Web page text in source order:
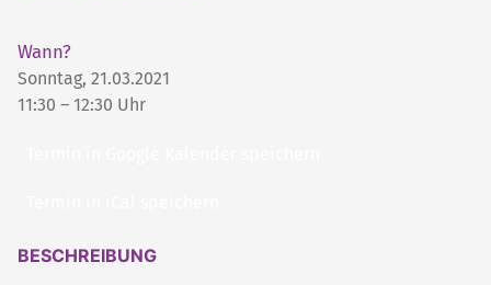
Wann?
Sonntag, 21.03.2021
11:30 – 12:30 Uhr
BESCHREIBUNG